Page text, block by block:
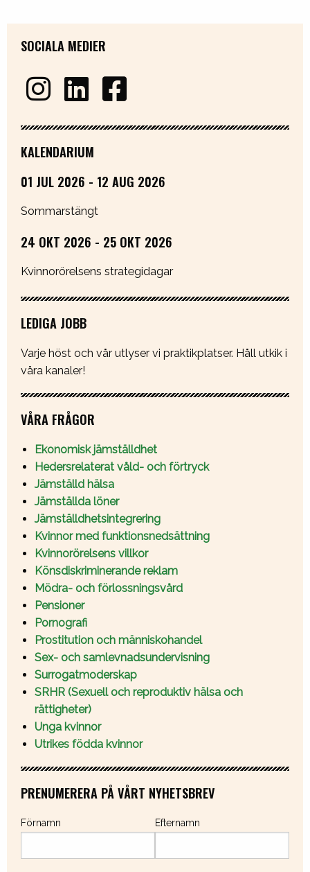
SOCIALA MEDIER
KALENDARIUM
01 JUL 2026 - 12 AUG 2026
Sommarstängt
24 OKT 2026 - 25 OKT 2026
Kvinnorörelsens strategidagar
LEDIGA JOBB
Varje höst och vår utlyser vi praktikplatser. Håll utkik i
våra kanaler!
VÅRA FRÅGOR
Ekonomisk jämställdhet
Hedersrelaterat våld- och förtryck
Jämställd hälsa
Jämställda löner
Jämställdhetsintegrering
Kvinnor med funktionsnedsättning
Kvinnorörelsens villkor
Könsdiskriminerande reklam
Mödra- och förlossningsvård
Pensioner
Pornografi
Prostitution och människohandel
Sex- och samlevnadsundervisning
Surrogatmoderskap
SRHR (Sexuell och reproduktiv hälsa och
rättigheter)
Unga kvinnor
Utrikes födda kvinnor
PRENUMERERA PÅ VÅRT NYHETSBREV
Förnamn Efternamn